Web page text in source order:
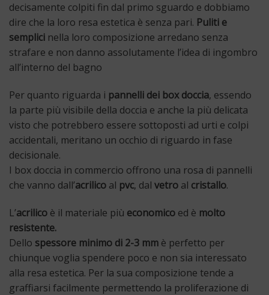
decisamente colpiti fin dal primo sguardo e dobbiamo
dire che la loro resa estetica è senza pari. Puliti e
semplici nella loro composizione arredano senza
strafare e non danno assolutamente l’idea di ingombro
all’interno del bagno
Per quanto riguarda i pannelli dei box doccia, essendo
la parte più visibile della doccia e anche la più delicata
visto che potrebbero essere sottoposti ad urti e colpi
accidentali, meritano un occhio di riguardo in fase
decisionale.
I box doccia in commercio offrono una rosa di pannelli
che vanno dall’acrilico al pvc, dal vetro al cristallo.
L’acrilico è il materiale più economico ed è molto
resistente.
Dello spessore minimo di 2-3 mm è perfetto per
chiunque voglia spendere poco e non sia interessato
alla resa estetica. Per la sua composizione tende a
graffiarsi facilmente permettendo la proliferazione di